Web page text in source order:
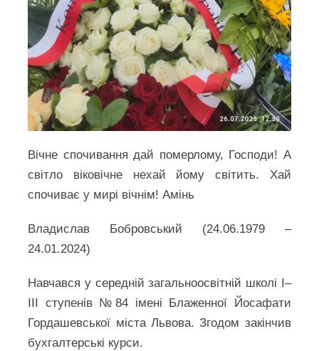
Вічне спочивання дай померлому, Господи! А
світло віковічне нехай йому світить. Хай
спочиває у мирі вічнім! Амінь
Владислав Бобровський (24.06.1979 –
24.01.2024)
Навчався у середній загальноосвітній школі І–
ІІІ ступенів №84 імені Блаженної Йосафати
Гордашевської міста Львова. Згодом закінчив
бухгалтерські курси.